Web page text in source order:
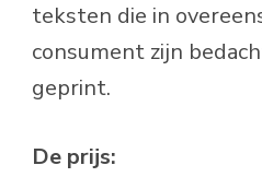
teksten die in
consument zijn
geprint.
De prijs: